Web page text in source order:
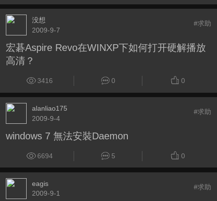
没想
2009-9-7
#求助
宏碁Aspire Revo在WINXP下如何打开硬解播放
高清？
3416 0 0
alanliao175
2009-9-4
#求助
windows 7 無法安裝Daemon
6694 5 0
eagis
2009-9-1
#求助